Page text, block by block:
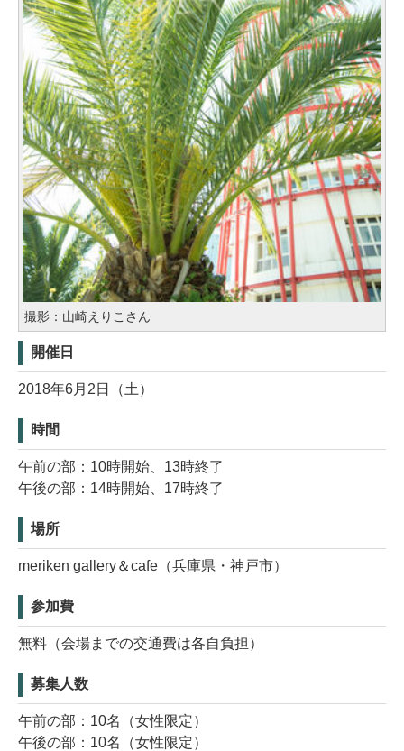
撮影：山崎えりこさん
開催日
2018年6月2日（土）
時間
午前の部：10時開始、13時終了
午後の部：14時開始、17時終了
場所
meriken gallery＆cafe（兵庫県・神戸市）
参加費
無料（会場までの交通費は各自負担）
募集人数
午前の部：10名（女性限定）
午後の部：10名（女性限定）